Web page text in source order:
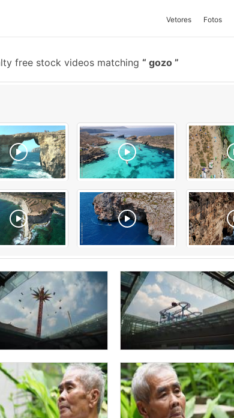
Vetores Fotos
free stock videos matching gozo